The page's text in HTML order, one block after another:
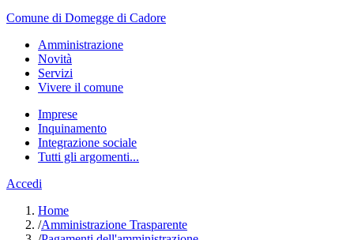
Comune di Domegge di Cadore
Amministrazione
Novità
Servizi
Vivere il comune
Imprese
Inquinamento
Integrazione sociale
Tutti gli argomenti...
Accedi
Home
/Amministrazione Trasparente